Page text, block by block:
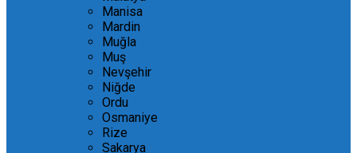
Manisa
Mardin
Muğla
Muş
Nevşehir
Niğde
Ordu
Osmaniye
Rize
Sakarya